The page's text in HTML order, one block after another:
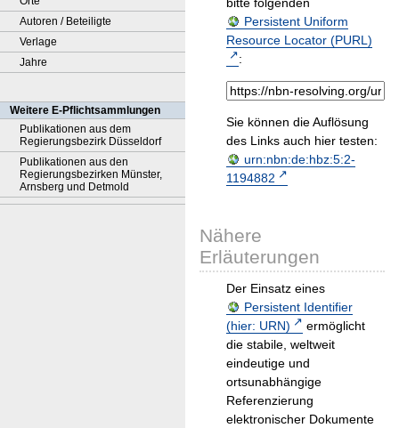
Autoren / Beteiligte
Verlage
Jahre
Weitere E-Pflichtsammlungen
Publikationen aus dem
Regierungsbezirk Düsseldorf
Publikationen aus den
Regierungsbezirken Münster,
Arnsberg und Detmold
bitte folgenden
Persistent Uniform
Resource Locator (PURL)
:
Sie können die Auflösung
des Links auch hier testen:
urn:nbn:de:hbz:5:2-
1194882
Nähere
Erläuterungen
Der Einsatz eines
Persistent Identifier
(hier: URN)
ermöglicht
die stabile, weltweit
eindeutige und
ortsunabhängige
Referenzierung
elektronischer Dokumente